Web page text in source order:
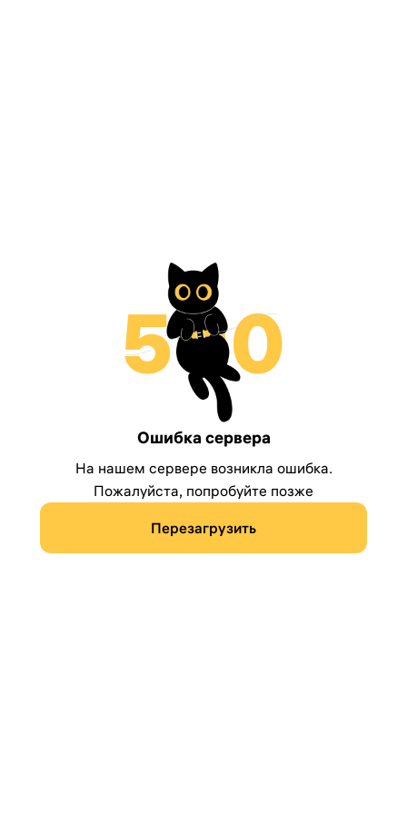
Ошибка сервера
На нашем сервере возникла ошибка.
Пожалуйста, попробуйте позже
Перезагрузить